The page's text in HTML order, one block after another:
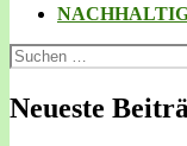
Suchen
nach:
Neueste